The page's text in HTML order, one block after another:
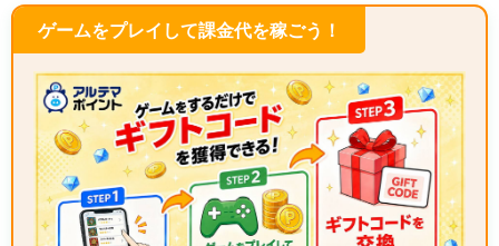
ゲームをプレイして課金代を稼ごう！